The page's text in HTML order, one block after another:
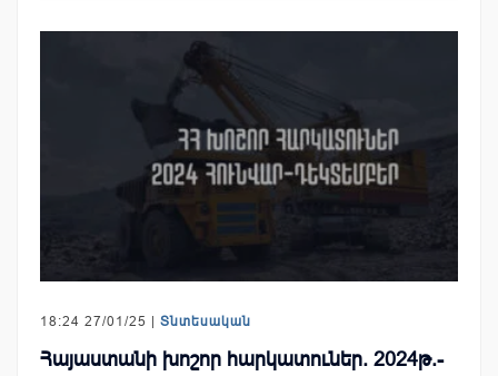
18:24 27/01/25 | Տնտեսական
Հայաստանի խոշոր հարկատուներ. 2024թ.-